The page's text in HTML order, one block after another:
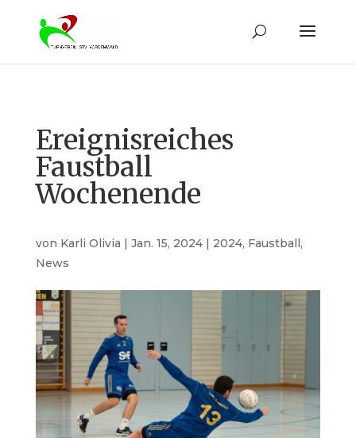
Ereignisreiches
Faustball
Wochenende
von Karli Olivia | Jan. 15, 2024| 2024, Faustball,
News